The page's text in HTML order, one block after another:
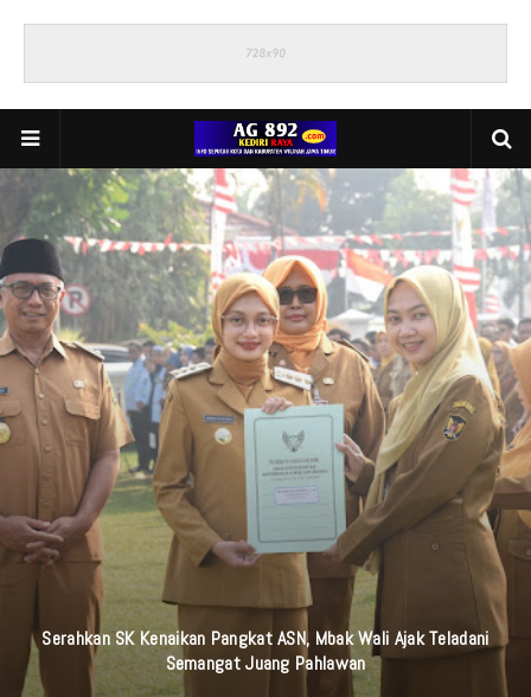
KAI Daop 7 Madiun Kembali Salurkan Bantuan TJSL Senilai
Ratusan Juta Untuk Infrastruktur, Pendidikan, Pelestarian
Budaya, Dan Disabilitas